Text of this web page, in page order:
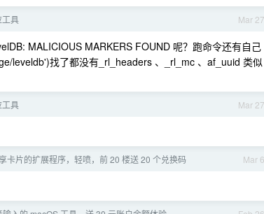
Mar 27
具
MALICIOUS MARKERS FOUND 呢？跑命令还有自己
leveldb')找了都没有_rl_headers 、_rl_mc 、af_uuid 类似
Mar 27
具
Mar 6
卡片的扩展程序，轻喷，前 20 楼送 20 个兑换码